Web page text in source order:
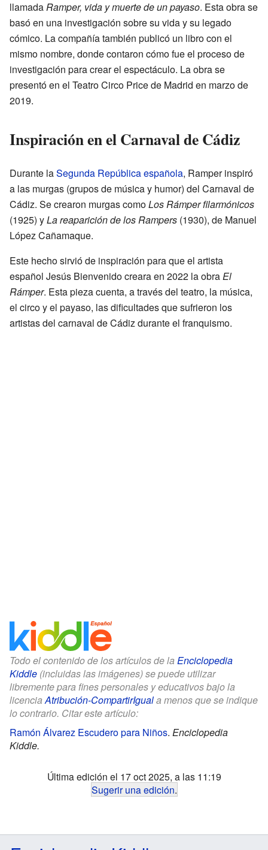
llamadaRamper, vida y muerte de un payaso. Esta obra se
basó en una investigación sobre su vida y su legado
cómico. La compañía también publicó un libro con el
mismo nombre, donde contaron cómo fue el proceso de
investigación para crear el espectáculo. La obra se
presentó en el Teatro Circo Price de Madrid en marzo de
2019.
Inspiración en el Carnaval de Cádiz
Durante laSegunda República española, Ramper inspiró
a las murgas (grupos de música y humor) del Carnaval de
Cádiz. Se crearon murgas comoLos Rámper filarmónicos
(1925) yLa reaparición de los Rampers (1930), de Manuel
López Cañamaque.
Este hecho sirvió de inspiración para que el artista
español Jesús Bienvenido creara en 2022 la obraEl
Rámper. Esta pieza cuenta, a través del teatro, la música,
el circo y el payaso, las dificultades que sufrieron los
artistas del carnaval de Cádiz durante el franquismo.
Todo el contenido de los artículos de la Enciclopedia
Kiddle (incluidas las imágenes) se puede utilizar
libremente para fines personales y educativos bajo la
licenciaAtribución-CompartirIguala menos que se indique
lo contrario. Citar este artículo:
Ramón Álvarez Escudero para Niños. Enciclopedia
Kiddle.
Última edición el 17 oct 2025, a las 11:19
Sugerir una edición.